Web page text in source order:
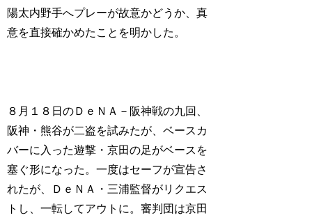
陽太内野手へプレーが故意かどうか、真
意を直接確かめたことを明かした。
８月１８日のＤｅＮＡ－阪神戦の九回、
阪神・熊谷が二盗を試みたが、ベースカ
バーに入った遊撃・京田の足がベースを
塞ぐ形になった。一度はセーフが宣告さ
れたが、ＤｅＮＡ・三浦監督がリクエス
トし、一転してアウトに。審判団は京田